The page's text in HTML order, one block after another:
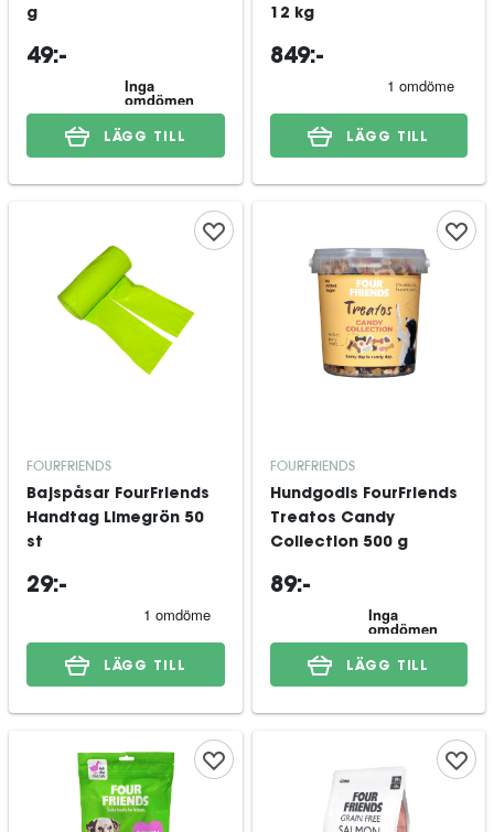
g
49:-
LÄGG TILL
12 kg
849:-
LÄGG TILL
FOURFRIENDS
Bajspåsar FourFriends
Handtag Limegrön 50
st
29:-
LÄGG TILL
FOURFRIENDS
Hundgodis FourFriends
Treatos Candy
Collection 500 g
89:-
LÄGG TILL